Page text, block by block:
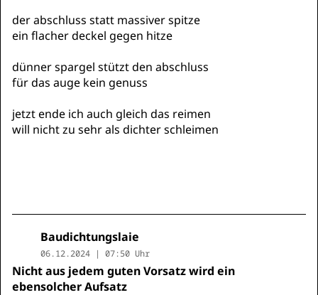
der abschluss statt massiver spitze
ein flacher deckel gegen hitze
dünner spargel stützt den abschluss
für das auge kein genuss
jetzt ende ich auch gleich das reimen
will nicht zu sehr als dichter schleimen
Baudichtungslaie
06.12.2024 | 07:50 Uhr
Nicht aus jedem guten Vorsatz wird ein
ebensolcher Aufsatz